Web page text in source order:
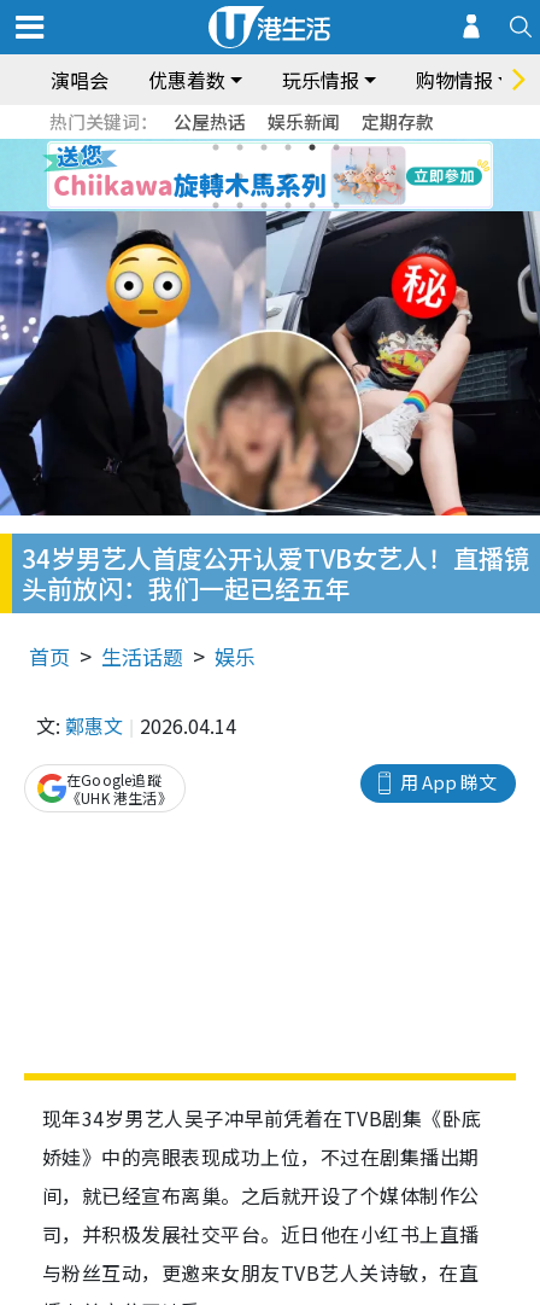
演唱会 优惠着数 玩乐情报 购物情报
热门关键词： 公屋热话 娱乐新闻 定期存款
34岁男艺人首度公开认爱TVB女艺人！直播镜
头前放闪：我们一起已经五年
首页 生活话题 娱乐
文: 鄭惠文 2026.04.14
用 App 睇文
在Google追蹤
《UHK 港生活》
现年34岁男艺人吴子冲早前凭着在TVB剧集《卧底
娇娃》中的亮眼表现成功上位，不过在剧集播出期
间，就已经宣布离巢。之后就开设了个媒体制作公
司，并积极发展社交平台。近日他在小红书上直播
与粉丝互动，更邀来女朋友TVB艺人关诗敏，在直